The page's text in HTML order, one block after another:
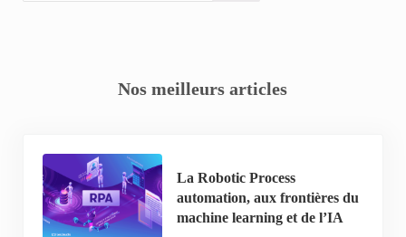
Nos meilleurs articles
La Robotic Process
automation, aux frontières du
machine learning et de l’IA